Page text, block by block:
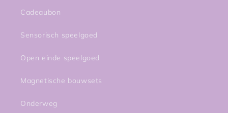
Cadeaubon
Sensorisch speelgoed
Open einde speelgoed
Magnetische bouwsets
Onderweg